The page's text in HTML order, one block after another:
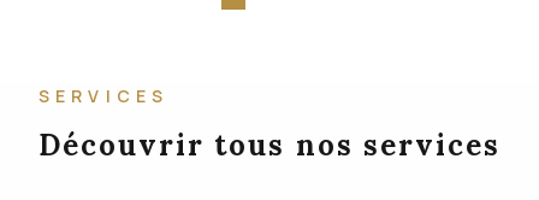
SERVICES
Découvrir tous nos services